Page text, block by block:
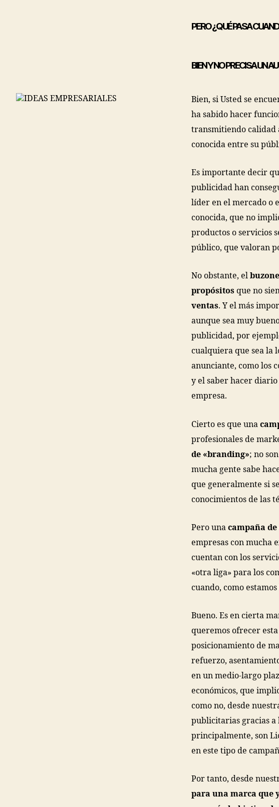
PERO ¿QUÉ PASA
BIEN Y NO PRECISA UN
Bien, si Usted se
ha sabido hacer
transmitiendo calidad
conocida entre su
Es importante decir
publicidad han
líder en el mercado o
conocida, que no
productos o servicios
público, que valoran
No obstante, el
propósitos que no
ventas. Y el más
aunque sea muy
publicidad, por
cualquiera que sea la
anunciante, como los
y el saber hacer
empresa.
Cierto es que una
profesionales de
de «branding»; no
mucha gente sabe
que generalmente si
conocimientos de las
Pero una campaña
empresas con mucha
cuentan con los
«otra liga» para los
cuando, como
Bueno. Es en cierta
queremos ofrecer
posicionamiento de
refuerzo,
en un medio-largo
económicos, que
como no, desde
publicitarias gracias a
principalmente, son
en este tipo de
Por tanto, desde
para una marca que